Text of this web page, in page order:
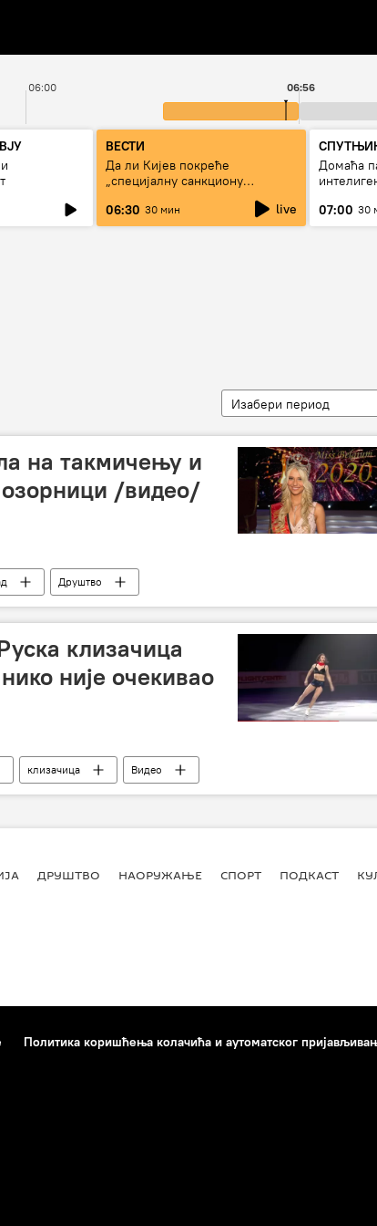
06:00 06:56
ВЕСТИ
Да ли Кијев покреће
„специјалну санкциону
06:30 30 мин live
Домаћа
07:00 30
Изабери период
на такмичењу и
/видео/
Друштво
клизачица
није очекивао
клизачица Видео
ДРУШТВО НАОРУЖАЊЕ СПОРТ ПОДКАСТ
Политика коришћења колачића и аутоматског